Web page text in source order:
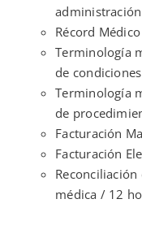
Récord
Terminología
de
Terminología
de
Facturación
Facturación
médica / 12